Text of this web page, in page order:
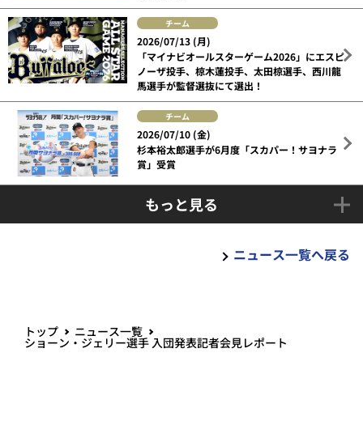
チーム
2026/07/13 (月)
「マイナビオールスターゲーム2026」にエスピ
ノーザ投手、椋木蓮投手、太田椋選手、西川龍
馬選手が監督選抜にて選出！
チーム
2026/07/10 (金)
杉本裕太郎選手が6月度「スカパー！サヨナラ
賞」受賞
もっと見る
ニュース一覧へ戻る
トップ ニュース一覧
ショーン・ジェリー選手 入団発表記者会見レポート